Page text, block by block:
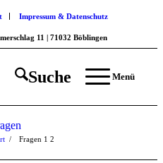
Impressum & Datenschutz
11 | 71032 Böblingen
Suche Menü
1 2
/ Fragen